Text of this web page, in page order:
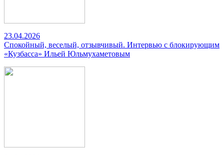
23.04.2026
Спокойный, веселый, отзывчивый. Интервью с блокирующим
«Кузбасса» Ильей Юльмухаметовым